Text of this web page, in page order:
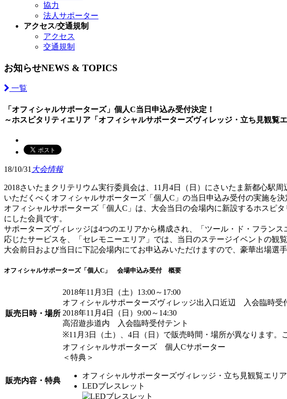
協力
法人サポーター
アクセス/交通規制
アクセス
交通規制
お知らせNEWS & TOPICS
一覧
「オフィシャルサポーターズ」個人C当日申込み受付決定！
～ホスピタリティエリア「オフィシャルサポーターズヴィレッジ・立ち見観覧
18/10/31 大会情報
2018さいたまクリテリウム実行委員会は、11月4日（日）にさいたま新都心駅
いただくべくオフィシャルサポーターズ「個人C」の当日申込み受付の実施を決
オフィシャルサポーターズ「個人C」は、大会当日の会場内に新設するホスピ
にした会員です。
サポーターズヴィレッジは4つのエリアから構成され、「ツール・ド・フラン
応じたサービスを、「セレモニーエリア」では、当日のステージイベントの観
大会前日および当日に下記会場内にてお申込みいただけますので、豪華出場選
オフィシャルサポーターズ「個人C」 会場申込み受付 概要
販売日時・場所
2018年11月3日（土）13:00～17:00
オフィシャルサポーターズヴィレッジ出入口近辺 入会臨時受
2018年11月4日（日）9:00～14:30
高沼遊歩道内 入会臨時受付テント
※11月3日（土）、4日（日）で販売時間・場所が異なります。
販売内容・特典
オフィシャルサポーターズ 個人Cサポーター
＜特典＞
オフィシャルサポーターズヴィレッジ・立ち見観覧エリ
LEDブレスレット